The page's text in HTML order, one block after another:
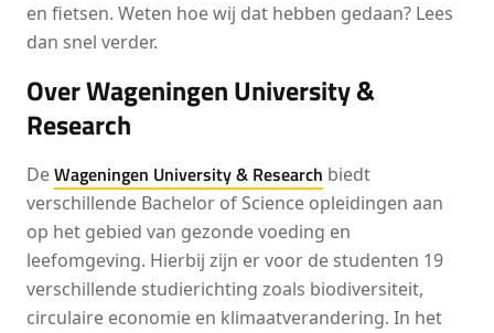
en fietsen. Weten hoe wij dat hebben gedaan? Lees
dan snel verder.
Over Wageningen University &
Research
DeWageningen University & Research biedt
verschillende Bachelor of Science opleidingen aan
op het gebied van gezonde voeding en
leefomgeving. Hierbij zijn er voor de studenten 19
verschillende studierichting zoals biodiversiteit,
circulaire economie en klimaatverandering. In het